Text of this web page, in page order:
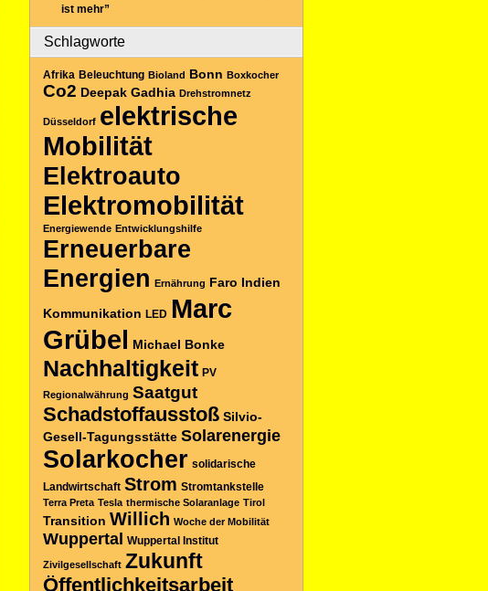
ist mehr”
Schlagworte
Afrika Beleuchtung Bioland Bonn Boxkocher
Co2 Deepak Gadhia Drehstromnetz
Düsseldorf elektrische
Mobilität
Elektroauto
Elektromobilität
Energiewende Entwicklungshilfe
Erneuerbare
Energien Ernährung Faro Indien
Kommunikation LED Marc
Grübel Michael Bonke
Nachhaltigkeit PV
Regionalwährung Saatgut
Schadstoffausstoß Silvio-
Gesell-Tagungsstätte Solarenergie
Solarkocher solidarische
Landwirtschaft Strom Stromtankstelle
Terra Preta Tesla thermische Solaranlage Tirol
Transition Willich Woche der Mobilität
Wuppertal Wuppertal Institut
Zivilgesellschaft Zukunft
Öffentlichkeitsarbeit